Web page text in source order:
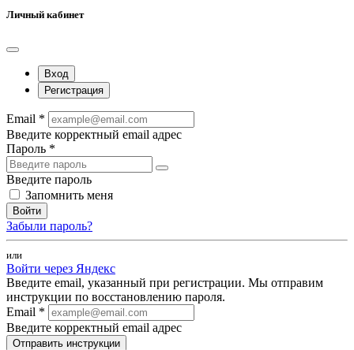
Личный кабинет
Вход
Регистрация
Email *
Введите корректный email адрес
Пароль *
Введите пароль
Запомнить меня
Войти
Забыли пароль?
или
Войти через Яндекс
Введите email, указанный при регистрации. Мы отправим
инструкции по восстановлению пароля.
Email *
Введите корректный email адрес
Отправить инструкции